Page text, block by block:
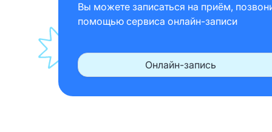
Вы можете записаться на приём,
помощью сервиса онлайн-записи
Онлайн-запись